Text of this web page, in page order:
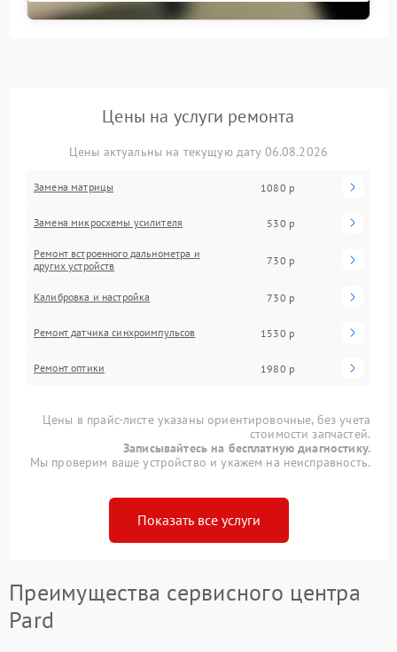
Цены на услуги ремонта
Цены актуальны на текущую дату 06.08.2026
Замена матрицы 1080 р
Замена микросхемы усилителя 530 р
Ремонт встроенного дальнометра и
других устройств
730 р
Калибровка и настройка 730 р
Ремонт датчика синхроимпульсов 1530 р
Ремонт оптики 1980 р
Цены в прайс-листе указаны ориентировочные, без учета
стоимости запчастей.
Записывайтесь на бесплатную диагностику.
Мы проверим ваше устройство и укажем на неисправность.
Показать все услуги
Преимущества сервисного центра
Pard